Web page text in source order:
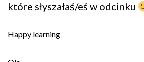
które słyszałaś/eś w odcinku
Happy learning